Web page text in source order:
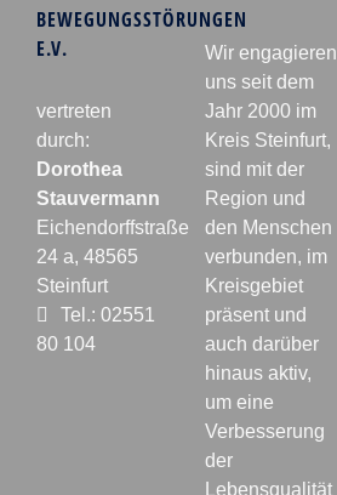
BEWEGUNGSSTÖRUNGEN
E.V.
vertreten
durch:
Dorothea
Stauvermann
Eichendorffstraße
24 a, 48565
Steinfurt
Tel.: 02551
80 104
Wir engagieren
uns seit dem
Jahr 2000 im
Kreis Steinfurt,
sind mit der
Region und
den Menschen
verbunden, im
Kreisgebiet
präsent und
auch darüber
hinaus aktiv,
um eine
Verbesserung
der
Lebensqualität